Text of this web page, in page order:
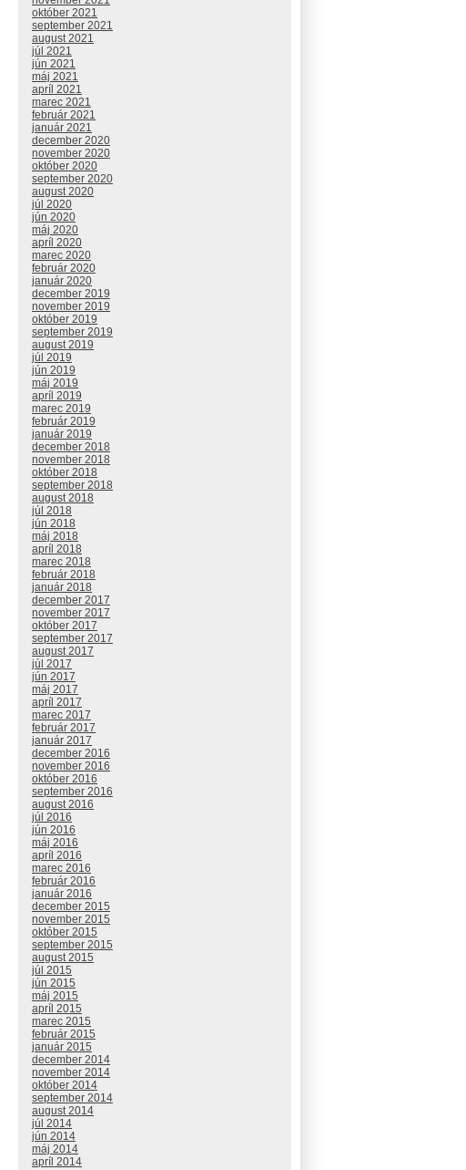
október 2021
september 2021
august 2021
júl 2021
jún 2021
máj 2021
apríl 2021
marec 2021
február 2021
január 2021
december 2020
november 2020
október 2020
september 2020
august 2020
júl 2020
jún 2020
máj 2020
apríl 2020
marec 2020
február 2020
január 2020
december 2019
november 2019
október 2019
september 2019
august 2019
júl 2019
jún 2019
máj 2019
apríl 2019
marec 2019
február 2019
január 2019
december 2018
november 2018
október 2018
september 2018
august 2018
júl 2018
jún 2018
máj 2018
apríl 2018
marec 2018
február 2018
január 2018
december 2017
november 2017
október 2017
september 2017
august 2017
júl 2017
jún 2017
máj 2017
apríl 2017
marec 2017
február 2017
január 2017
december 2016
november 2016
október 2016
september 2016
august 2016
júl 2016
jún 2016
máj 2016
apríl 2016
marec 2016
február 2016
január 2016
december 2015
november 2015
október 2015
september 2015
august 2015
júl 2015
jún 2015
máj 2015
apríl 2015
marec 2015
február 2015
január 2015
december 2014
november 2014
október 2014
september 2014
august 2014
júl 2014
jún 2014
máj 2014
apríl 2014